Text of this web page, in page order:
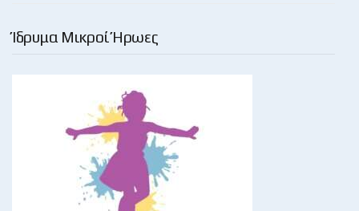
Ίδρυμα Μικροί Ήρωες